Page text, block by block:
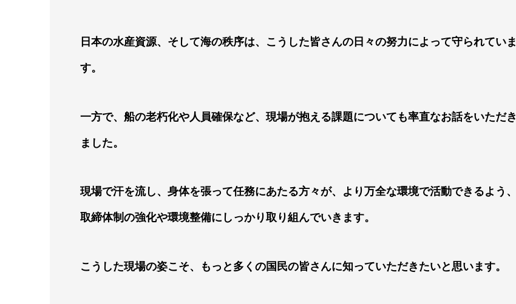
日本の水産資源、そして海の秩序は、こうした皆さんの日々の努力によって守られていま
す。
一方で、船の老朽化や人員確保など、現場が抱える課題についても率直なお話をいただき
ました。
現場で汗を流し、身体を張って任務にあたる方々が、より万全な環境で活動できるよう、
取締体制の強化や環境整備にしっかり取り組んでいきます。
こうした現場の姿こそ、もっと多くの国民の皆さんに知っていただきたいと思います。